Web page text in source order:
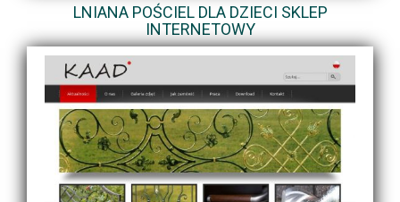
LNIANA POŚCIEL DLA DZIECI SKLEP
INTERNETOWY